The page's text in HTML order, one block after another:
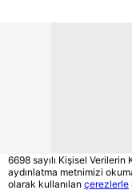
6698 sayılı Kişisel Verilerin
aydınlatma metnimizi
olarak kullanılan çerezlerle